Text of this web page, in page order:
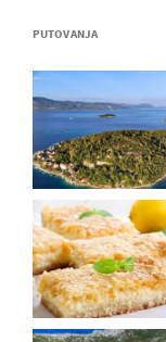
PUTOVANJA